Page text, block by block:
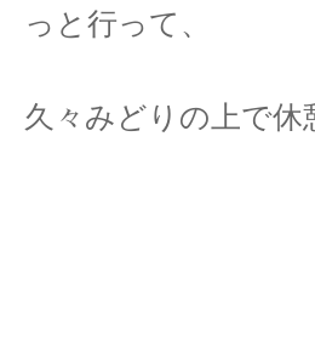
っと行って、
久々みどりの上で休